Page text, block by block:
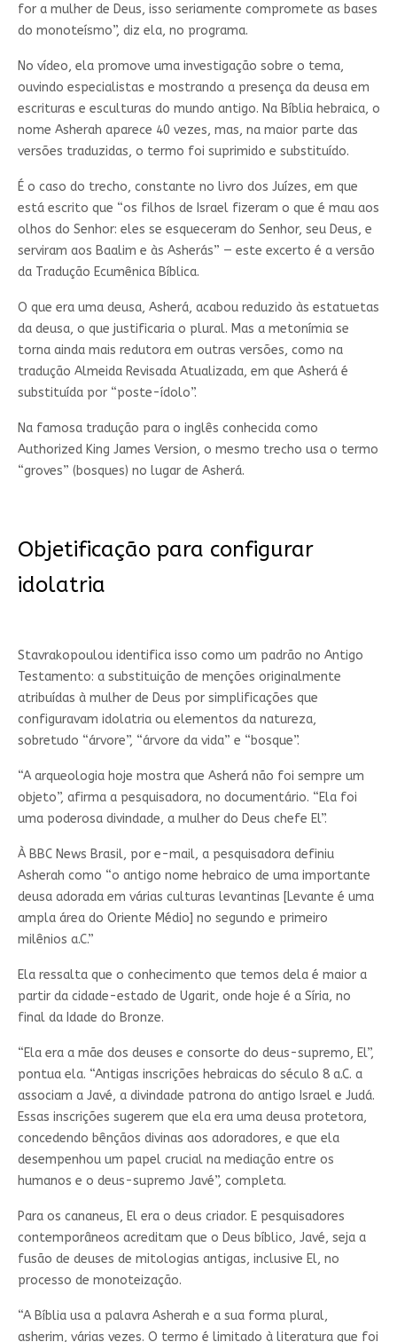
for a mulher de Deus, isso seriamente compromete as bases
do monoteísmo”, diz ela, no programa.
No vídeo, ela promove uma investigação sobre o tema,
ouvindo especialistas e mostrando a presença da deusa em
escrituras e esculturas do mundo antigo. Na Bíblia hebraica, o
nome Asherah aparece 40 vezes, mas, na maior parte das
versões traduzidas, o termo foi suprimido e substituído.
É o caso do trecho, constante no livro dos Juízes, em que
está escrito que “os filhos de Israel fizeram o que é mau aos
olhos do Senhor: eles se esqueceram do Senhor, seu Deus, e
serviram aos Baalim e às Asherás” — este excerto é a versão
da Tradução Ecumênica Bíblica.
O que era uma deusa, Asherá, acabou reduzido às estatuetas
da deusa, o que justificaria o plural. Mas a metonímia se
torna ainda mais redutora em outras versões, como na
tradução Almeida Revisada Atualizada, em que Asherá é
substituída por “poste-ídolo”.
Na famosa tradução para o inglês conhecida como
Authorized King James Version, o mesmo trecho usa o termo
“groves” (bosques) no lugar de Asherá.
Objetificação para configurar
idolatria
Stavrakopoulou identifica isso como um padrão no Antigo
Testamento: a substituição de menções originalmente
atribuídas à mulher de Deus por simplificações que
configuravam idolatria ou elementos da natureza,
sobretudo “árvore”, “árvore da vida” e “bosque”.
“A arqueologia hoje mostra que Asherá não foi sempre um
objeto”, afirma a pesquisadora, no documentário. “Ela foi
uma poderosa divindade, a mulher do Deus chefe El”.
À BBC News Brasil, por e-mail, a pesquisadora definiu
Asherah como “o antigo nome hebraico de uma importante
deusa adorada em várias culturas levantinas [Levante é uma
ampla área do Oriente Médio] no segundo e primeiro
milênios a.C.”
Ela ressalta que o conhecimento que temos dela é maior a
partir da cidade-estado de Ugarit, onde hoje é a Síria, no
final da Idade do Bronze.
“Ela era a mãe dos deuses e consorte do deus-supremo, El”,
pontua ela. “Antigas inscrições hebraicas do século 8 a.C. a
associam a Javé, a divindade patrona do antigo Israel e Judá.
Essas inscrições sugerem que ela era uma deusa protetora,
concedendo bênçãos divinas aos adoradores, e que ela
desempenhou um papel crucial na mediação entre os
humanos e o deus-supremo Javé”, completa.
Para os cananeus, El era o deus criador. E pesquisadores
contemporâneos acreditam que o Deus bíblico, Javé, seja a
fusão de deuses de mitologias antigas, inclusive El, no
processo de monoteização.
“A Bíblia usa a palavra Asherah e a sua forma plural,
asherim, várias vezes. O termo é limitado à literatura que foi